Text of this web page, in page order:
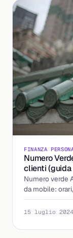
FINANZA
Numero
clienti
Numero verde
da mobile:
contatti utili
15 luglio 2024